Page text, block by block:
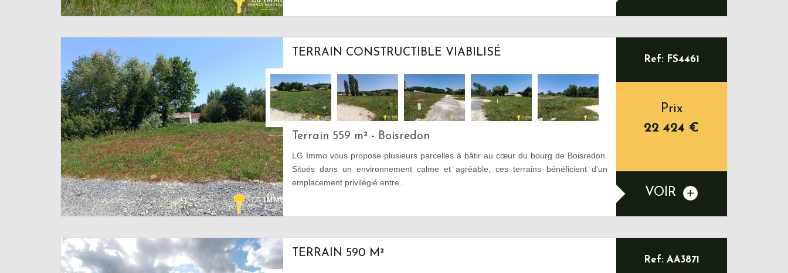
TERRAIN CONSTRUCTIBLE VIABILISÉ
Terrain 559 m² - Boisredon
LG Immo vous propose plusieurs parcelles à bâtir au cœur du bourg de Boisredon.
Situés dans un environnement calme et agréable, ces terrains bénéficient d'un
emplacement privilégié entre...
Ref: FS4461
Prix
22 424 €
VOIR
TERRAIN 590 M²
Ref: AA3871